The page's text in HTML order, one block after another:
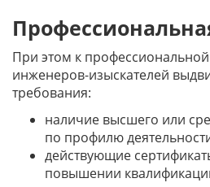
При этом к
инженеров-изыскателей
требования:
наличие высшего или
по профилю
действующие
повышении